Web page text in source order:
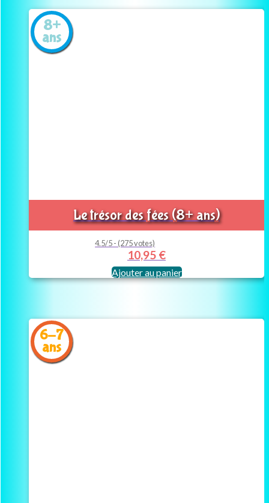
8+
ans
Le trésor des fées (8+ ans)
4.5/5 - (275 votes)
10,95 €
Ajouter au panier
6-7
ans